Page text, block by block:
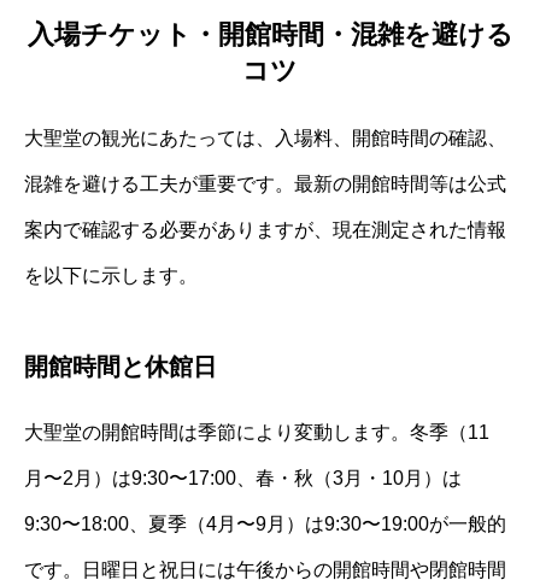
入場チケット・開館時間・混雑を避ける
コツ
大聖堂の観光にあたっては、入場料、開館時間の確認、
混雑を避ける工夫が重要です。最新の開館時間等は公式
案内で確認する必要がありますが、現在測定された情報
を以下に示します。
開館時間と休館日
大聖堂の開館時間は季節により変動します。冬季（11
月〜2月）は9:30〜17:00、春・秋（3月・10月）は
9:30〜18:00、夏季（4月〜9月）は9:30〜19:00が一般的
です。日曜日と祝日には午後からの開館時間や閉館時間